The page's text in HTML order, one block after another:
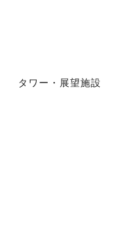
タワー・展望施設